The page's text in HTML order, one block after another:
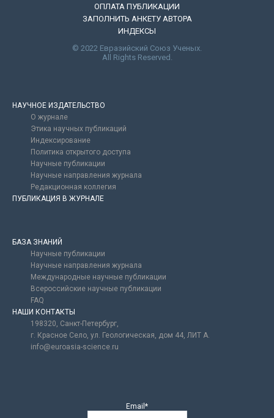
ОПЛАТА ПУБЛИКАЦИИ
ЗАПОЛНИТЬ АНКЕТУ АВТОРА
ИНДЕКСЫ
© 2022 Евразийский Союз Ученых.
All Rights Reserved.
НАУЧНОЕ ИЗДАТЕЛЬСТВО
О журнале
Этика научных публикаций
Индексирование
Политика открытого доступа
Научные публикации
Научные направления журнала
Редакционная коллегия
ПУБЛИКАЦИЯ В ЖУРНАЛЕ
БАЗА ЗНАНИЙ
Научные публикации
Научные направления журнала
Международные научные публикации
Всероссийские научные публикации
FAQ
НАШИ КОНТАКТЫ
198320, Санкт-Петербург,
г. Красное Село, ул. Геологическая, дом 44, ЛИТ А.
info@euroasia-science.ru
Email*